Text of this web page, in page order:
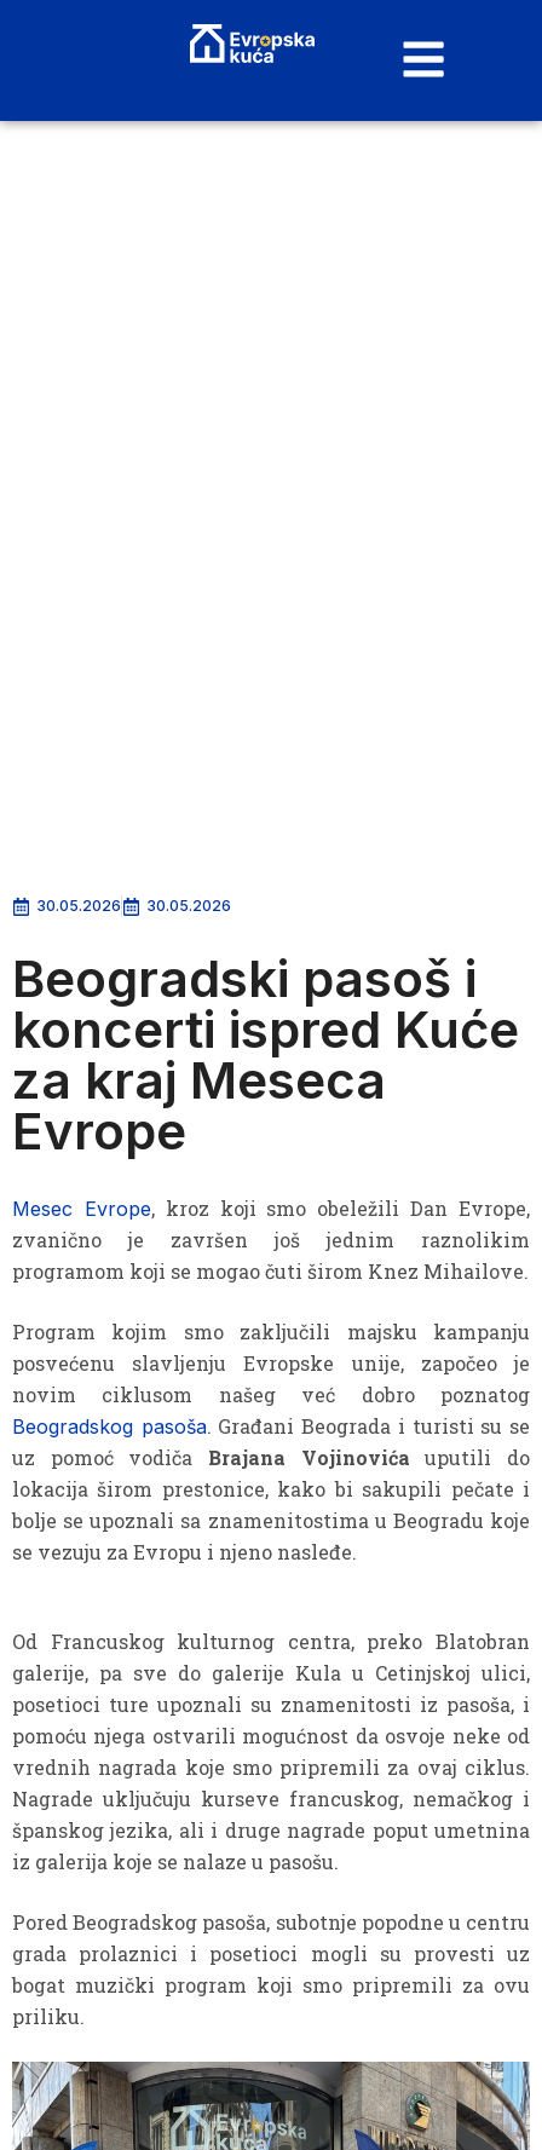
30.05.2026 30.05.2026
Beogradski pasoš i
koncerti ispred Kuće
za kraj Meseca
Evrope
Mesec Evrope, kroz koji smo obeležili Dan Evrope,
zvanično je završen još jednim raznolikim
programom koji se mogao čuti širom Knez Mihailove.
Program kojim smo zaključili majsku kampanju
posvećenu slavljenju Evropske unije, započeo je
novim ciklusom našeg već dobro poznatog
Beogradskog pasoša. Građani Beograda i turisti su se
uz pomoć vodiča Brajana Vojinovića uputili do
lokacija širom prestonice, kako bi sakupili pečate i
bolje se upoznali sa znamenitostima u Beogradu koje
se vezuju za Evropu i njeno nasleđe.
Od Francuskog kulturnog centra, preko Blatobran
galerije, pa sve do galerije Kula u Cetinjskoj ulici,
posetioci ture upoznali su znamenitosti iz pasoša, i
pomoću njega ostvarili mogućnost da osvoje neke od
vrednih nagrada koje smo pripremili za ovaj ciklus.
Nagrade uključuju kurseve francuskog, nemačkog i
španskog jezika, ali i druge nagrade poput umetnina
iz galerija koje se nalaze u pasošu.
Pored Beogradskog pasoša, subotnje popodne u centru
grada prolaznici i posetioci mogli su provesti uz
bogat muzički program koji smo pripremili za ovu
priliku.